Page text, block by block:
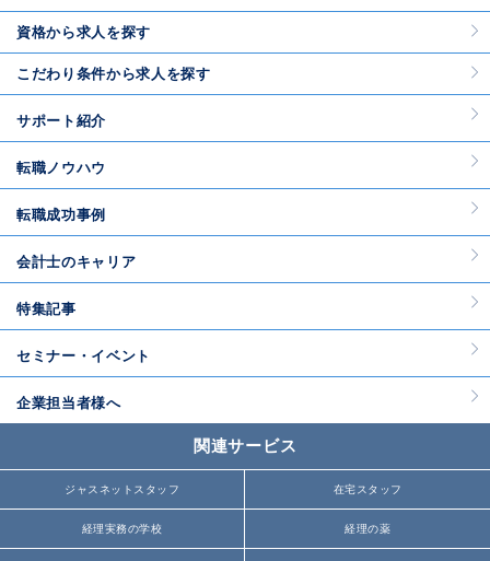
資格から求人を探す
こだわり条件から求人を探す
サポート紹介
転職ノウハウ
転職成功事例
会計士のキャリア
特集記事
セミナー・イベント
企業担当者様へ
関連サービス
ジャスネットスタッフ 在宅スタッフ
経理実務の学校 経理の薬